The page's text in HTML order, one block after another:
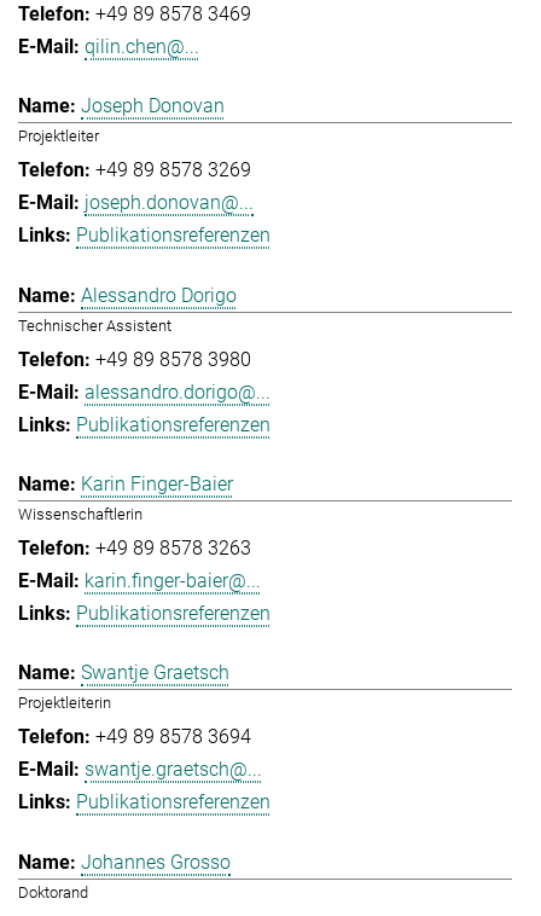
+49 89 8578 3469
qilin.chen@...
Joseph Donovan
Projektleiter
+49 89 8578 3269
joseph.donovan@...
Publikationsreferenzen
Alessandro Dorigo
Technischer Assistent
+49 89 8578 3980
alessandro.dorigo@...
Publikationsreferenzen
Karin Finger-Baier
Wissenschaftlerin
+49 89 8578 3263
karin.finger-baier@...
Publikationsreferenzen
Swantje Graetsch
Projektleiterin
+49 89 8578 3694
swantje.graetsch@...
Publikationsreferenzen
Johannes Grosso
Doktorand